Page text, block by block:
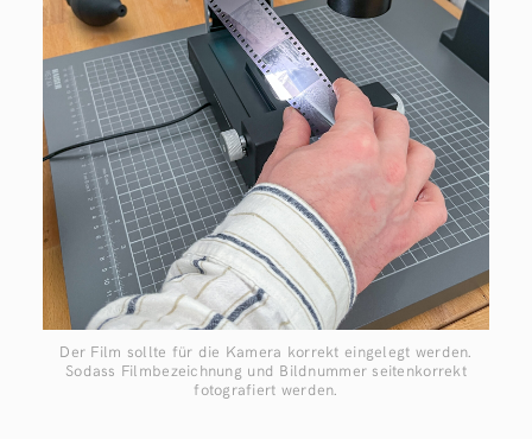
Der Film sollte für die Kamera korrekt eingelegt werden.
Sodass Filmbezeichnung und Bildnummer seitenkorrekt
fotografiert werden.